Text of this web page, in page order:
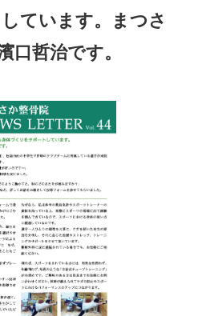
ています。まつさ
哲治です。